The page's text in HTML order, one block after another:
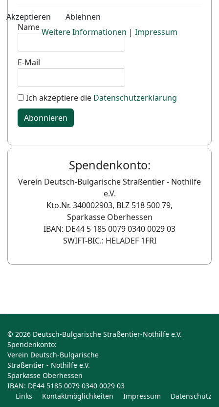
Name
E-Mail
Ich akzeptiere die Datenschutzerklärung
Abonnieren
Spendenkonto:
Verein Deutsch-Bulgarische Straßentier - Nothilfe
e.V.
Kto.Nr. 340002903, BLZ 518 500 79,
Sparkasse Oberhessen
IBAN: DE44 5 185 0079 0340 0029 03
SWIFT-BIC.: HELADEF 1FRI
© 2026 Deutsch-Bulgarische Straßentier-Nothilfe e.V.
Spendenkonto:
Verein Deutsch-Bulgarische
Straßentier - Nothilfe e.V.
Sparkasse Oberhessen
IBAN: DE44 5185 0079 0340 0029 03
Links
Kontaktmöglichkeiten Impressum Datenschutz
Akzeptieren
Ablehnen
Weitere Informationen | Impressum